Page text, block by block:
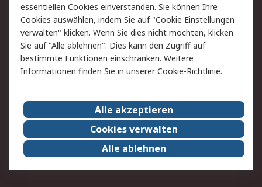
RS Verkaufs- und
Lieferbedingungen
Datenschutz
Cookie-Richtlinie
Zahlungsbedingungen
Impressum
Webseite Konditionen
RS weltweit
Karriere bei RS
Nachhaltigkeit
Qualität/Zertifikate
Presse-Center
Event-Center
essentiellen Cookies einverstanden. Sie können Ihre
Cookies auswählen, indem Sie auf "Cookie Einstellungen
verwalten" klicken. Wenn Sie dies nicht möchten, klicken
Sie auf "Alle ablehnen". Dies kann den Zugriff auf
bestimmte Funktionen einschränken. Weitere
Informationen finden Sie in unsererCookie-Richtlinie.
Alle akzeptieren
Cookies verwalten
Alle ablehnen